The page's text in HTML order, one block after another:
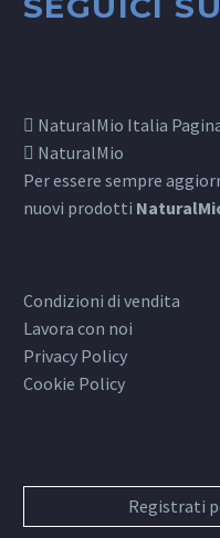
NaturalMio Italia
NaturalMio
Per essere sempre
nuovi prodotti
Condizioni di vendita
Lavora con noi
Privacy Policy
Cookie Policy
Registrati